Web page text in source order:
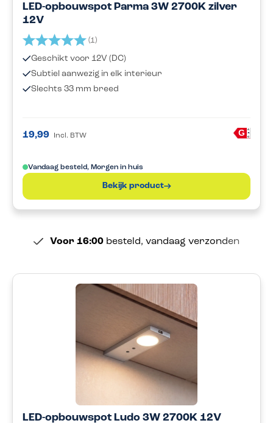
LED-opbouwspot Parma 3W 2700K zilver
12V
Beoordeling: (1)
Geschikt voor 12V (DC)
Subtiel aanwezig in elk interieur
Slechts 33 mm breed
19,99 Incl. BTW G A
G
Vandaag besteld, Morgen in huis
Bekijk product
Voor 16:00besteld, vandaag verzonden
LED-opbouwspot Ludo 3W 2700K 12V